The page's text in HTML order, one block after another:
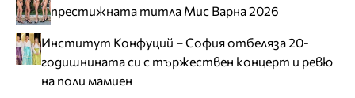
престижната титла Мис Варна 2026
Институт Конфуций – София отбеляза 20-
годишнината си с тържествен концерт и ревю
на поли мамиен